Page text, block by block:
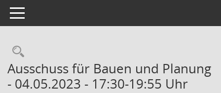
Toggle navigation
Rechercheauswahl
Ausschuss für Bauen und Planung
- 04.05.2023 - 17:30-19:55 Uhr